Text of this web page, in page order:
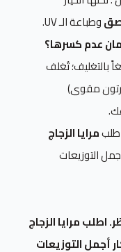
وطباعة الـ UV.
عدم كسرها؟
بالتغليف؛ تُغلف
مقوى)
مرايا الزجاج
التوزيعات
اطلب مرايا الزجاج
ابتكار أجمل التوزيعات